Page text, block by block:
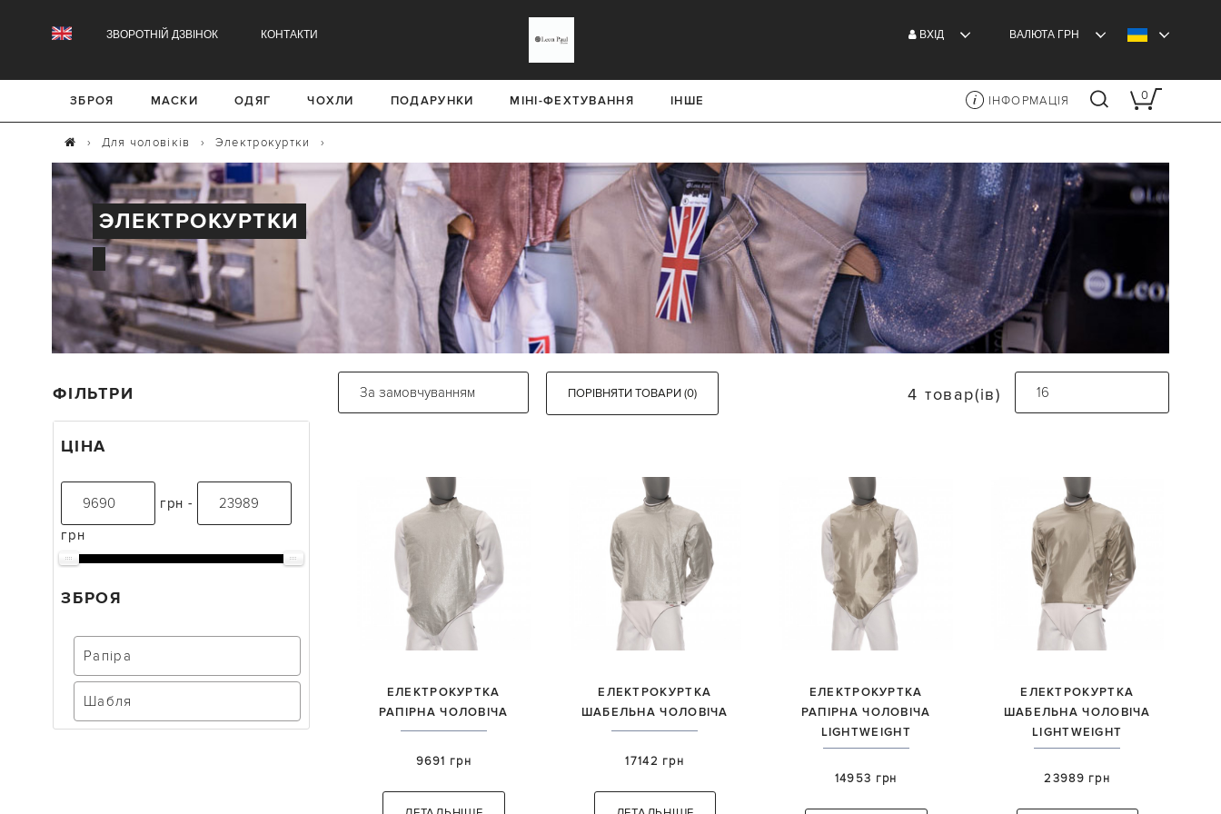
ЗВОРОТНІЙ ДЗВІНОК КОНТАКТИ ВАЛЮТА ГРН
ВXІД
0
ІНФОРМАЦІЯ
ЗБРОЯ МАСКИ ОДЯГ ЧОХЛИ ПОДАРУНКИ МІНІ-ФЕХТУВАННЯ ІНШЕ
› Для чоловіків › Электрокуртки ›
ЭЛЕКТРОКУРТКИ
ФІЛЬТРИ
ЦІНА
грн -
грн
ЗБРОЯ
Рапіра
Шабля
4 товар(ів)
ПОРІВНЯТИ ТОВАРИ (0)
ЕЛЕКТРОКУРТКА
РАПІРНА ЧОЛОВІЧА
9691 грн
ЕЛЕКТРОКУРТКА
ШАБЕЛЬНА ЧОЛОВІЧА
17142 грн
ЕЛЕКТРОКУРТКА
РАПІРНА ЧОЛОВІЧА
LIGHTWEIGHT
14953 грн
ЕЛЕКТРОКУРТКА
ШАБЕЛЬНА ЧОЛОВІЧА
LIGHTWEIGHT
23989 грн